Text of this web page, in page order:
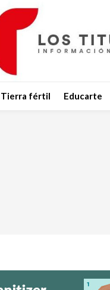
Tierra fértil Educarte